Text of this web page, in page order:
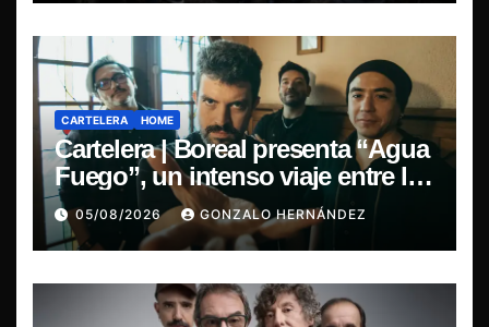
CARTELERA HOME
Cartelera | Boreal presenta “Agua
Fuego”, un intenso viaje entre la
pasión y la desilusión
05/08/2026 GONZALO HERNÁNDEZ